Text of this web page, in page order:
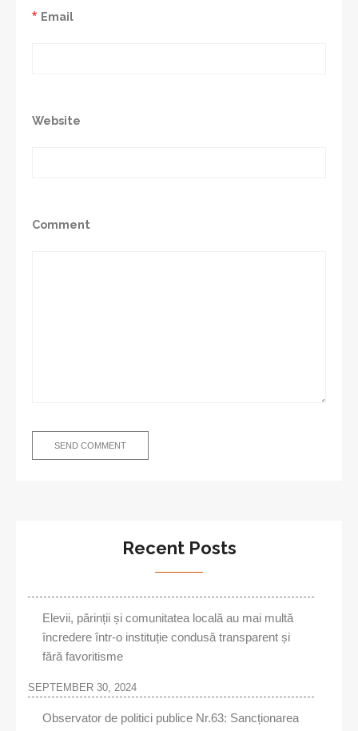
Email
*
Website
Comment
Recent Posts
Elevii, părinții și comunitatea locală au mai multă
încredere într-o instituție condusă transparent și
fără favoritisme
SEPTEMBER 30, 2024
Observator de politici publice Nr.63: Sancționarea